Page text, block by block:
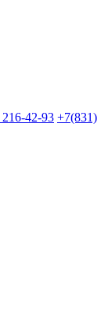
216-42-93 +7(831)